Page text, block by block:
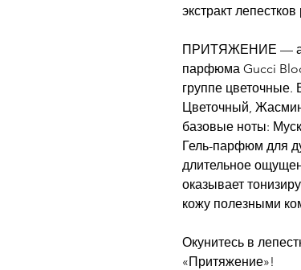
экстракт
ПРИТЯЖЕНИЕ —
парфюма Gucci
группе цветочные.
Цветочный,
базовые ноты:
Гель-парфюм для
длительное
оказывает
кожу полезными
Окунитесь в
«Притяжение»!